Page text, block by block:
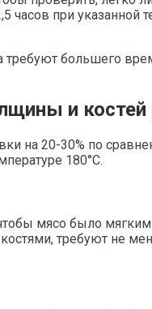
часов при
требуют большего
и костей
на 20-30% по
180°C.
мясо было
требуют не